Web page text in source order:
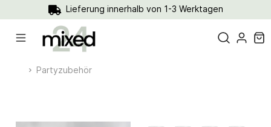
Lieferung innerhalb von 1-3 Werktagen
Partyzubehör